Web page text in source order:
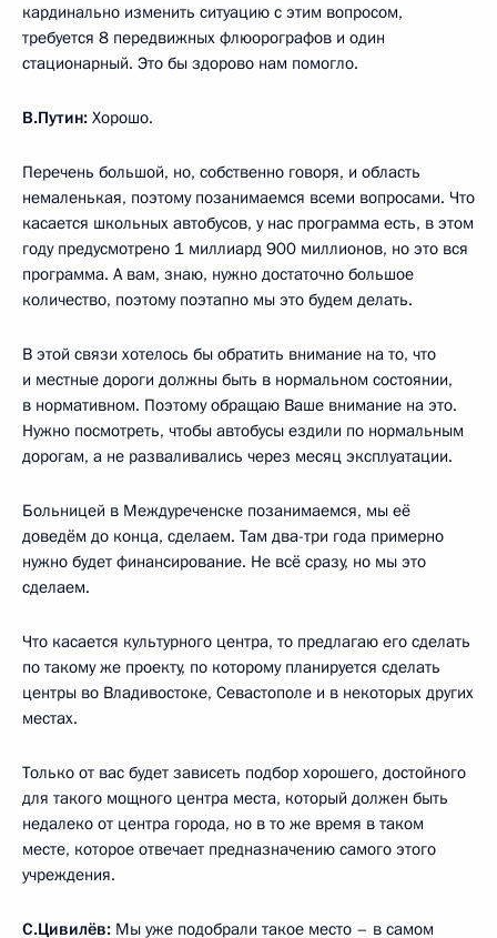
кардинально изменить ситуацию с этим вопросом,
требуется 8 передвижных флюорографов и один
стационарный. Это бы здорово нам помогло.
В.Путин: Хорошо.
Перечень большой, но, собственно говоря, и область
немаленькая, поэтому позанимаемся всеми вопросами. Что
касается школьных автобусов, у нас программа есть, в этом
году предусмотрено 1 миллиард 900 миллионов, но это вся
программа. А вам, знаю, нужно достаточно большое
количество, поэтому поэтапно мы это будем делать.
В этой связи хотелось бы обратить внимание на то, что
и местные дороги должны быть в нормальном состоянии,
в нормативном. Поэтому обращаю Ваше внимание на это.
Нужно посмотреть, чтобы автобусы ездили по нормальным
дорогам, а не разваливались через месяц эксплуатации.
Больницей в Междуреченске позанимаемся, мы её
доведём до конца, сделаем. Там два-три года примерно
нужно будет финансирование. Не всё сразу, но мы это
сделаем.
Что касается культурного центра, то предлагаю его сделать
по такому же проекту, по которому планируется сделать
центры во Владивостоке, Севастополе и в некоторых других
местах.
Только от вас будет зависеть подбор хорошего, достойного
для такого мощного центра места, который должен быть
недалеко от центра города, но в то же время в таком
месте, которое отвечает предназначению самого этого
учреждения.
С.Цивилёв: Мы уже подобрали такое место – в самом